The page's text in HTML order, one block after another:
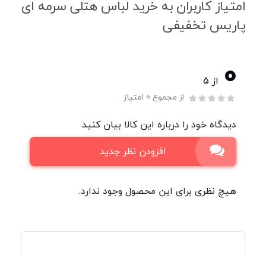
امتیاز کاربران به خرید لباس هتلی سرمه ای
پاریس تخفیفی
0 از ۵
از مجموع 0 امتیاز
دیدگاه خود را درباره این کالا بیان کنید
افزودن نظر جدید
هیچ نظری برای این محصول وجود ندارد.